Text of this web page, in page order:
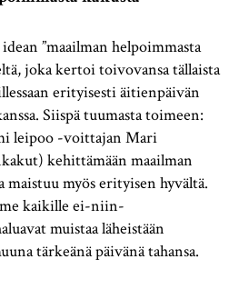
”maailman helpoimmasta
joka kertoi toivovansa tällaista
erityisesti äitienpäivän
Siispä tuumasta toimeen:
leipoo -voittajan Mari
kehittämään maailman
myös erityisen hyvältä.
kaikille ei-niin-
muistaa läheistään
tärkeänä päivänä tahansa.